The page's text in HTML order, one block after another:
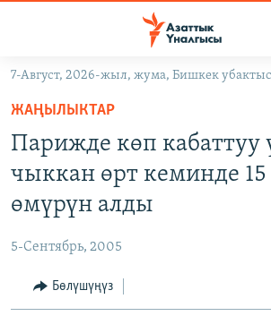
Навигацияга
өтүңүз
Издөөгө
салыңызКЫРГЫЗСТАН
МАДАНИЯТ
ДҮЙНӨ
ТВ ПРОГРАММАЛАР
БҮГҮН АЗАТТЫКТА
ПОДКАСТ
7-Август, 2026-жыл, жума, Бишкек
ЖАҢЫЛЫКТАР
Парижде көп кабаттуу
чыккан өрт кеминде
өмүрүн алды
5-Сентябрь, 2005
Бөлүшүңүз